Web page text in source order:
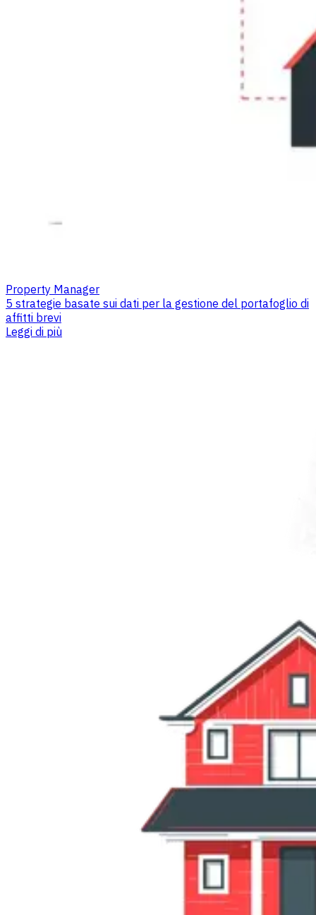
Property Manager
5 strategie basate sui dati per la gestione del portafoglio di
affitti brevi
Leggi di più